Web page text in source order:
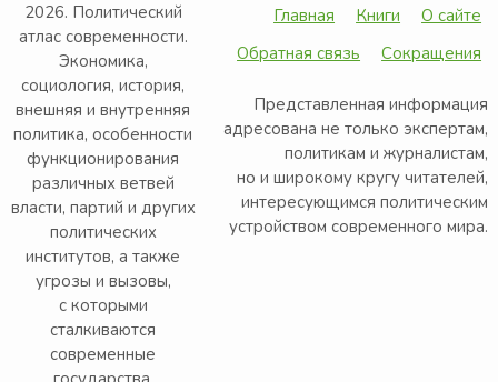
2026. Политический
атлас современности.
Экономика,
социология, история,
внешняя и внутренняя
политика, особенности
функционирования
различных ветвей
власти, партий и других
политических
институтов, а также
угрозы и вызовы,
с которыми
сталкиваются
современные
Главная Книги
О сайте
Обратная связь
Сокращения
Представленная информация
адресована не только экспертам,
политикам и журналистам,
но и широкому кругу читателей,
интересующимся политическим
устройством современного мира.